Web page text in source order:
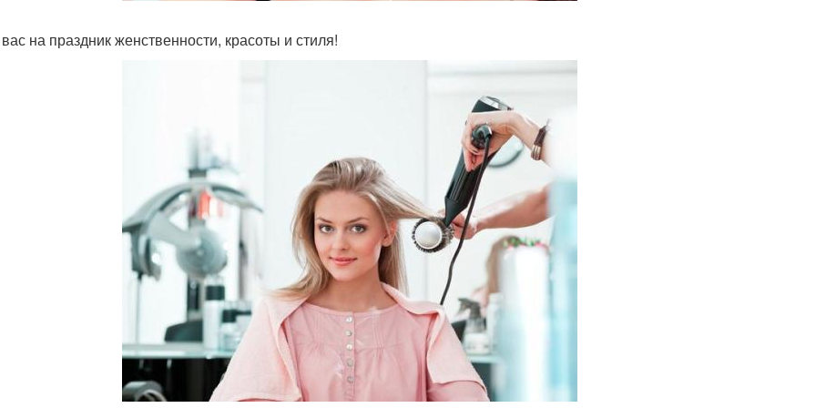
на праздник женственности, красоты и стиля!